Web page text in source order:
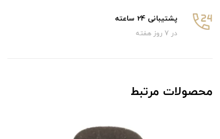
پشتیبانی 24 ساعته
در 7 روز هفته
محصولات مرتبط